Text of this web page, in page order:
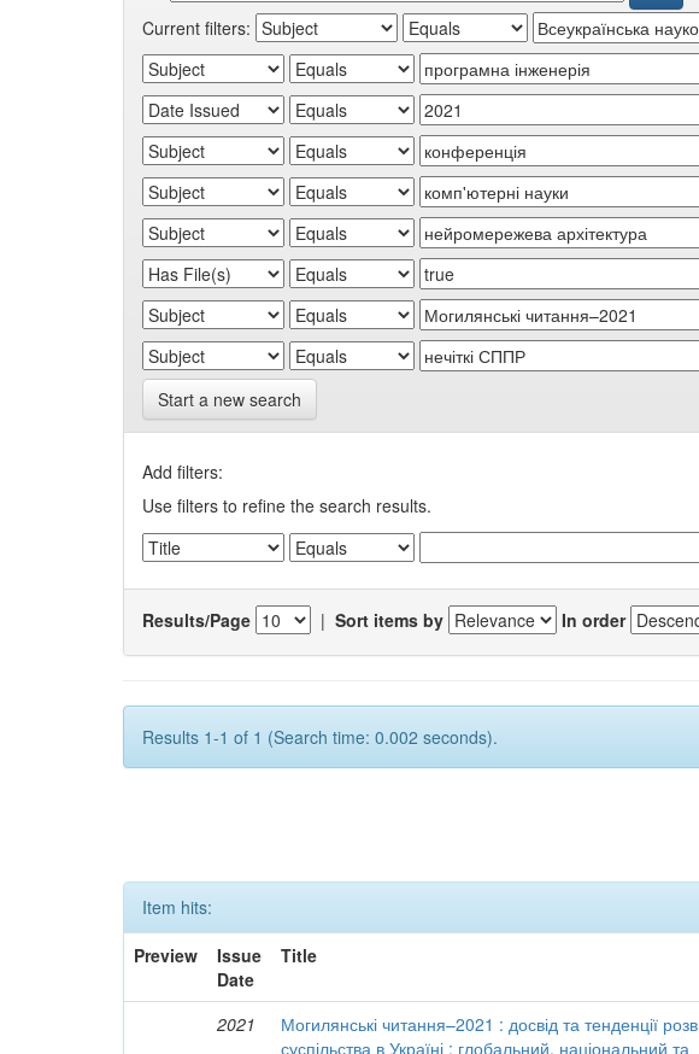
Current filters:
Start a new search
Add filters:
Use filters to refine the search results.
Results/Page | Sort items by In order
Results 1-1 of 1 (Search time: 0.002 seconds).
Item hits:
Preview
Issue
Date
Title
2021
Могилянські читання–2021 : досвід та тенденції
суспільства в Україні : глобальний, національний та